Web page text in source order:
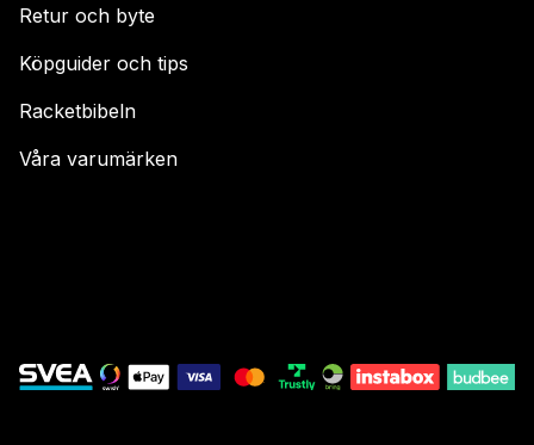
Retur och byte
Köpguider och tips
Racketbibeln
Våra varumärken